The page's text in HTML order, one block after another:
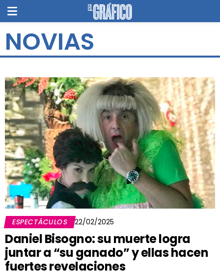
NOVIAS
ESPECTÁCULOS 22/02/2025
Daniel Bisogno: su muerte logra
juntar a “su ganado” y ellas hacen
fuertes revelaciones